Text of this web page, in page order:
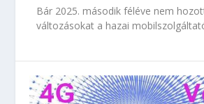
Bár 2025. második féléve nem
változásokat a hazai